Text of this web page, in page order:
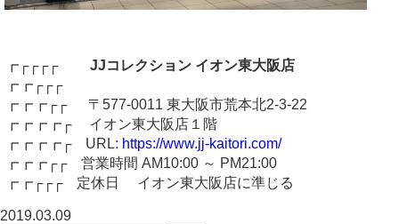
┏┌┌┌┌ JJコレクション イオン東大阪店
┏┏┌┌┌
┏┏┏┌┌ 〒577-0011 東大阪市荒本北2-3-22
┏┏┏┏┌ イオン東大阪店１階
┏┏┏┏┌ URL: https://www.jj-kaitori.com/
┏┏┏┌┌ 営業時間 AM10:00 ～ PM21:00
┏┏┌┌┌ 定休日 イオン東大阪店に準じる
2019.03.09